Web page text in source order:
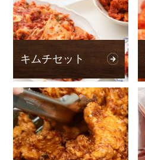
キムチセット